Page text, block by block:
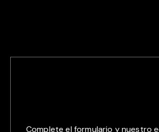
Complete el formulario y nuestro